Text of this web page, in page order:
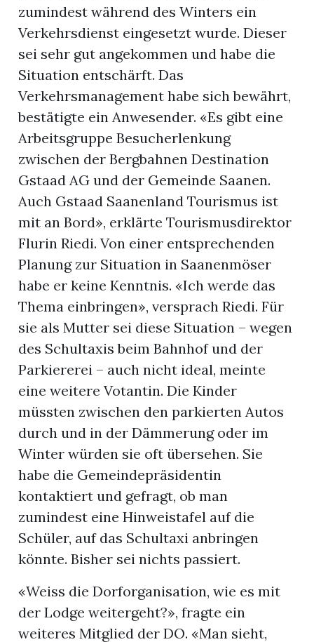
zumindest während des Winters ein
Verkehrsdienst eingesetzt wurde. Dieser
sei sehr gut angekommen und habe die
Situation entschärft. Das
Verkehrsmanagement habe sich bewährt,
bestätigte ein Anwesender. «Es gibt eine
Arbeitsgruppe Besucherlenkung
zwischen der Bergbahnen Destination
Gstaad AG und der Gemeinde Saanen.
Auch Gstaad Saanenland Tourismus ist
mit an Bord», erklärte Tourismusdirektor
Flurin Riedi. Von einer entsprechenden
Planung zur Situation in Saanenmöser
habe er keine Kenntnis. «Ich werde das
Thema einbringen», versprach Riedi. Für
sie als Mutter sei diese Situation – wegen
des Schultaxis beim Bahnhof und der
Parkiererei – auch nicht ideal, meinte
eine weitere Votantin. Die Kinder
müssten zwischen den parkierten Autos
durch und in der Dämmerung oder im
Winter würden sie oft übersehen. Sie
habe die Gemeindepräsidentin
kontaktiert und gefragt, ob man
zumindest eine Hinweistafel auf die
Schüler, auf das Schultaxi anbringen
könnte. Bisher sei nichts passiert.
«Weiss die Dorforganisation, wie es mit
der Lodge weitergeht?», fragte ein
weiteres Mitglied der DO. «Man sieht,